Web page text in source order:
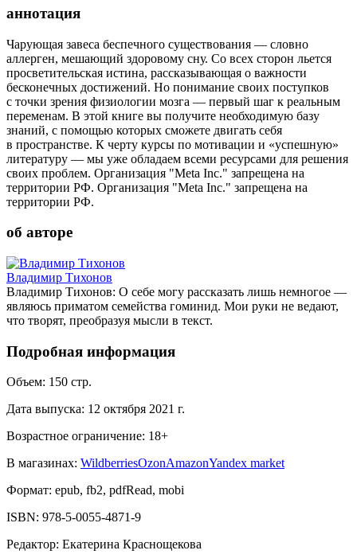
аннотация
Чарующая завеса беспечного существования — словно
аллерген, мешающий здоровому сну. Со всех сторон льется
просветительская истина, рассказывающая о важности
бесконечных достижений. Но понимание своих поступков
с точки зрения физиологии мозга — первый шаг к реальным
переменам. В этой книге вы получите необходимую базу
знаний, с помощью которых сможете двигать себя
в пространстве. К черту курсы по мотивации и «успешную»
литературу — мы уже обладаем всеми ресурсами для решения
своих проблем. Организация "Meta Inc." запрещена на
территории РФ. Организация "Meta Inc." запрещена на
территории РФ.
об авторе
Владимир Тихонов
Владимир Тихонов: О себе могу рассказать лишь немногое —
являюсь приматом семейства гоминид. Мои руки не ведают,
что творят, преобразуя мысли в текст.
Подробная информация
Объем: 150 стр.
Дата выпуска: 12 октября 2021 г.
Возрастное ограничение: 18+
В магазинах: WildberriesOzonAmazonYandex market
Формат: epub, fb2, pdfRead, mobi
ISBN: 978-5-0055-4871-9
Редактор: Екатерина Краснощекова